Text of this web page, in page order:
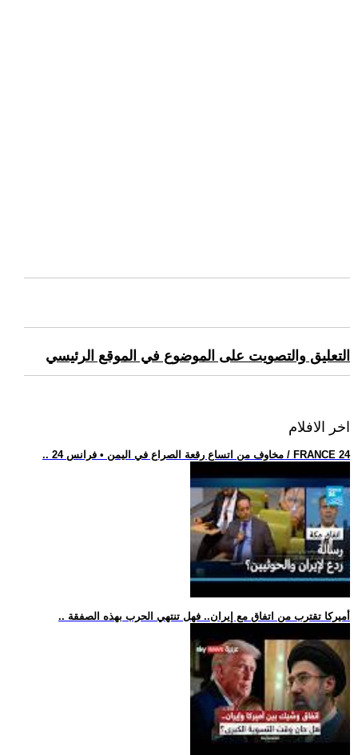
التعليق والتصويت على الموضوع في الموقع الرئيسي
اخر الافلام
.. مخاوف من اتساع رقعة الصراع في اليمن • فرانس 24 / FRANCE 24
.. أميركا تقترب من اتفاق مع إيران.. فهل تنتهي الحرب بهذه الصفقة